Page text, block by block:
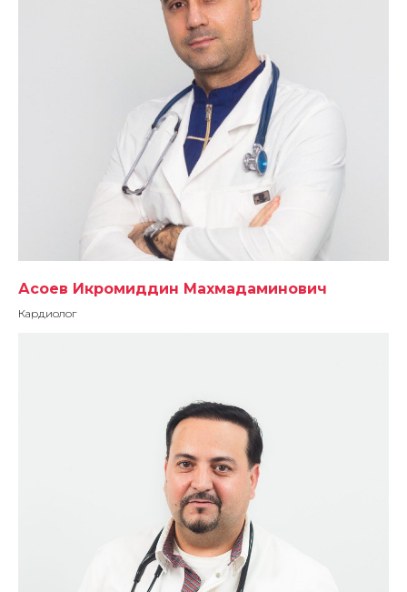
Асоев Икромиддин Махмадаминович
Кардиолог